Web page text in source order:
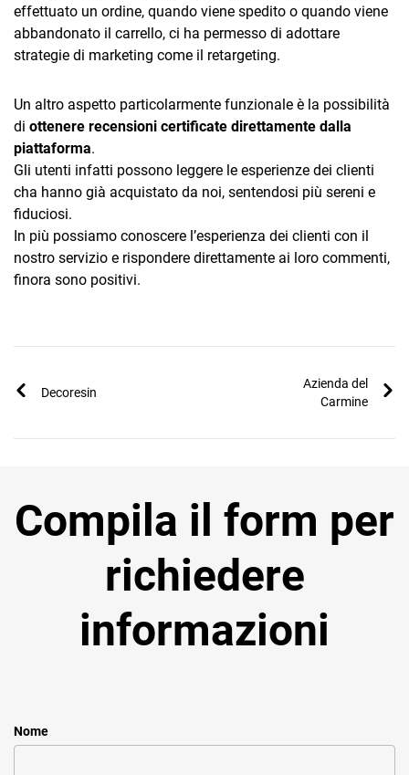
effettuato un ordine, quando viene spedito o quando viene
abbandonato il carrello, ci ha permesso di adottare
strategie di marketing come il retargeting.
Un altro aspetto particolarmente funzionale è la possibilità
di ottenere recensioni certificate direttamente dalla
piattaforma.
Gli utenti infatti possono leggere le esperienze dei clienti
cha hanno già acquistato da noi, sentendosi più sereni e
fiduciosi.
In più possiamo conoscere l’esperienza dei clienti con il
nostro servizio e rispondere direttamente ai loro commenti,
finora sono positivi.
Decoresin
Azienda del
Carmine
Compila il form per
richiedere
informazioni
Nome